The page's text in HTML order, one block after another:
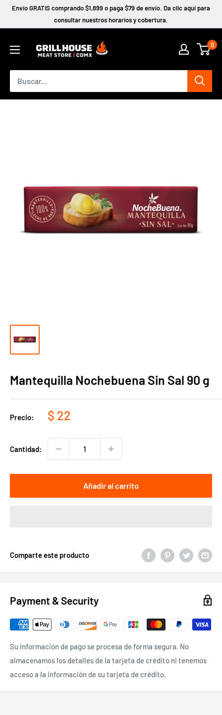
contenido
Envío GRATIS comprando $1,899 o paga $79 de envío. Da clic aquí para
consultar nuestros horarios y cobertura.
0
Mantequilla Nochebuena Sin Sal 90 g
Precio:
Precio
venta
$ 22
Cantidad:
Añadir al carrito
Comparte este producto
Payment & Security
Su información de pago se procesa de forma segura. No
almacenamos los detalles de la tarjeta de crédito ni tenemos
acceso a la información de su tarjeta de crédito.